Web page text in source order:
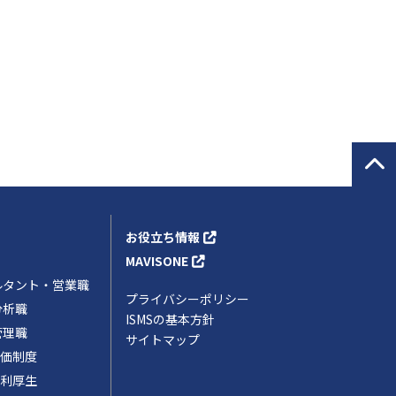
ント・営業職
職
職
制度
厚生
お役立ち情報
MAVISONE
プライバシーポリシー
ISMSの基本方針
サイトマップ